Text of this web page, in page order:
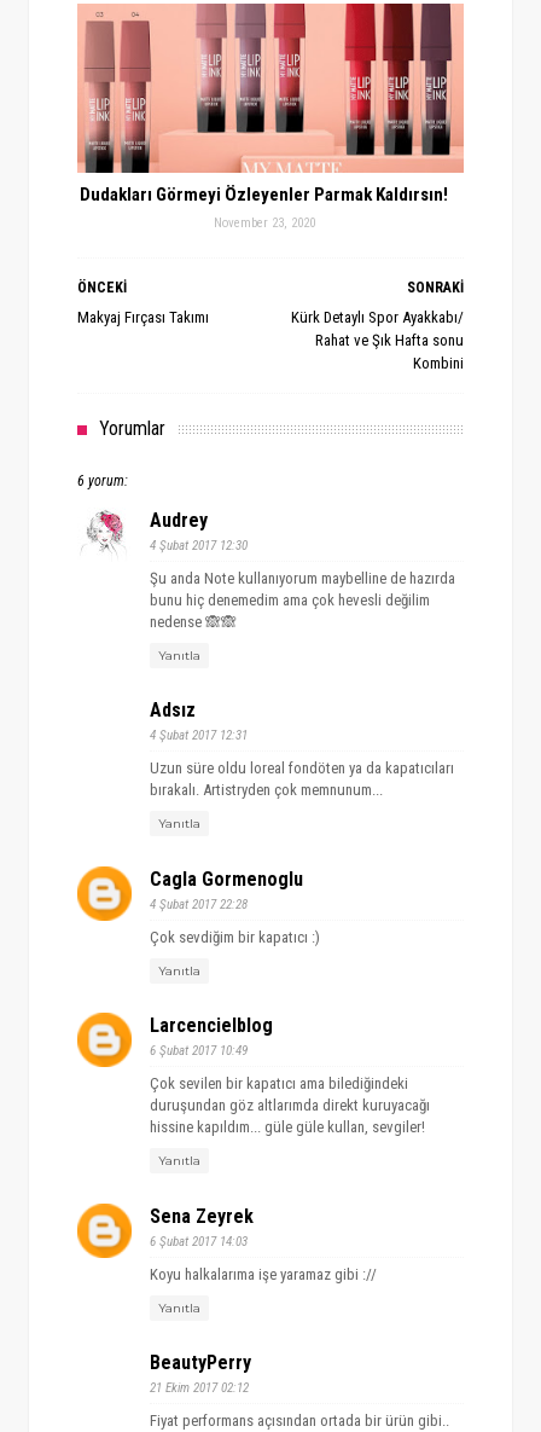
Dudakları Görmeyi Özleyenler Parmak Kaldırsın!
November 23, 2020
SONRAKİ
Kürk Detaylı Spor Ayakkabı/
Rahat ve Şık Hafta sonu
Kombini
ÖNCEKİ
Makyaj Fırçası Takımı
Yorumlar
6 yorum:
Audrey
4 Şubat 2017 12:30
Şu anda Note kullanıyorum maybelline de hazırda
bunu hiç denemedim ama çok hevesli değilim
nedense 🙈🙈
Yanıtla
Adsız
4 Şubat 2017 12:31
Uzun süre oldu loreal fondöten ya da kapatıcıları
bırakalı. Artistryden çok memnunum...
Yanıtla
Cagla Gormenoglu
4 Şubat 2017 22:28
Çok sevdiğim bir kapatıcı :)
Yanıtla
Larcencielblog
6 Şubat 2017 10:49
Çok sevilen bir kapatıcı ama bilediğindeki
duruşundan göz altlarımda direkt kuruyacağı
hissine kapıldım... güle güle kullan, sevgiler!
Yanıtla
Sena Zeyrek
6 Şubat 2017 14:03
Koyu halkalarıma işe yaramaz gibi ://
Yanıtla
BeautyPerry
21 Ekim 2017 02:12
Fiyat performans açısından ortada bir ürün gibi..